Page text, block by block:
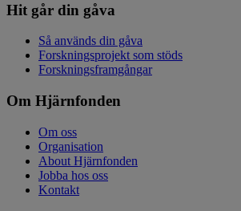
Hit går din gåva
Så används din gåva
Forskningsprojekt som stöds
Forskningsframgångar
Om Hjärnfonden
Om oss
Organisation
About Hjärnfonden
Jobba hos oss
Kontakt